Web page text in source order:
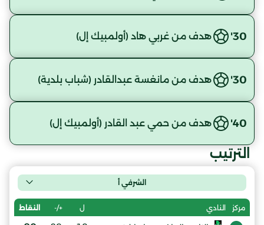
30' هدف من غربي هاد (أولمبيك إل)
30' هدف من مانغسة عبدالقادر (شباب بلدية)
40' هدف من حمي عبد القادر (أولمبيك إل)
الترتيب
الشرفي أ
مركز النادي ل +/- النقاط